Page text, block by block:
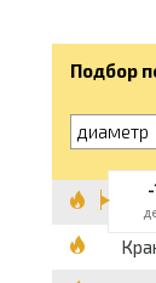
Подбор
диаметр